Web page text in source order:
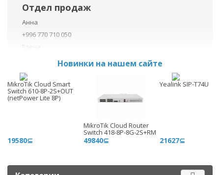
График работы
Пн-пт - 9.00-18.00
Отдел продаж
Анна
+996 770 710 050
Елена
+996 770 710 040
+996 755 710 050
Данил
+996 775 710 060
Новинки на нашем сайте
MikroTik Cloud Smart
Switch 610-8P-2S+OUT
(netPower Lite 8P)
19580⊆
MikroTik Cloud Router
Switch 418-8P-8G-2S+RM
49840⊆
Yealink SIP-T74U
21627⊆